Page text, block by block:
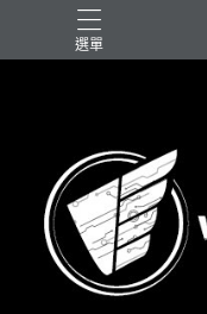
選單